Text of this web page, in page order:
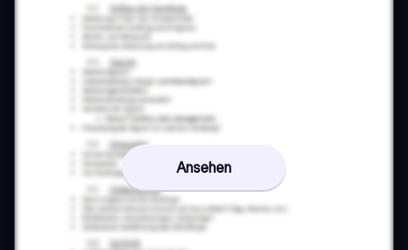
Ansehen